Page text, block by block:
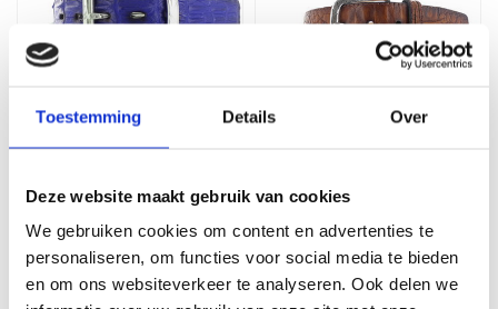
Toestemming Details Over
Deze website maakt gebruik van cookies
We gebruiken cookies om content en advertenties te
personaliseren, om functies voor social media te bieden
en om ons websiteverkeer te analyseren. Ook delen we
Exclusieve krokodillen
riem | Kobaltblauw
399,99
Marco | Kroko lederen
jeansriem | Cognac
59,99